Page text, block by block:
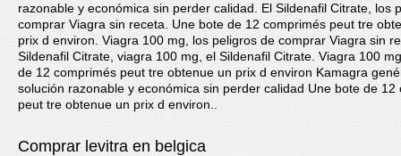
razonable y económica sin perder calidad. El Sildenafil Citrate, los
comprar Viagra sin receta. Une bote de 12 comprimés peut tre
prix d environ. Viagra 100 mg, los peligros de comprar Viagra sin
Sildenafil Citrate, viagra 100 mg, el Sildenafil Citrate. Viagra 100
de 12 comprimés peut tre obtenue un prix d environ Kamagra
solución razonable y económica sin perder calidad Une bote de 12
peut tre obtenue un prix d environ..
Comprar levitra en belgica